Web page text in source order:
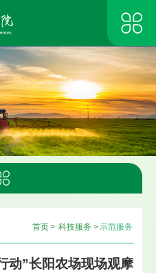
首页> 科技服务 >示范服务
动”长阳农场现场观摩